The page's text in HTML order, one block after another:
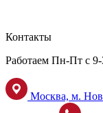
Контакты
Работаем Пн-Пт с
Москва, м.